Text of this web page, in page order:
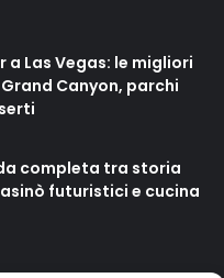
Las Vegas: le migliori
Canyon, parchi
completa tra storia
futuristici e cucina